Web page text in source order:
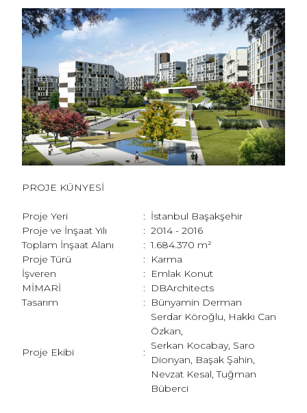
PROJE KÜNYESİ
Proje Yeri : İstanbul Başakşehir
Proje ve İnşaat Yılı
: 2014 - 2016
Toplam İnşaat Alanı
: 1.684.370 m²
Proje Türü
:
Karma
İşveren
:
Emlak Konut
MİMARİ
:
DBArchitects
Tasarım : Bünyamin Derman
Proje Ekibi :
Serdar Köroğlu, Hakkı Can
Özkan,
Serkan Kocabay, Saro
Dionyan, Başak Şahin,
Nevzat Kesal, Tuğman
Büberci